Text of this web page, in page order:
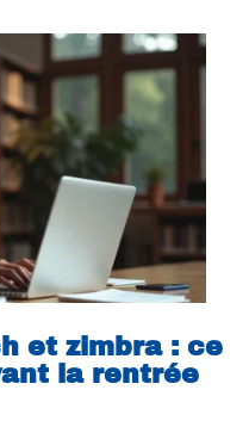
et zimbra : ce
la rentrée